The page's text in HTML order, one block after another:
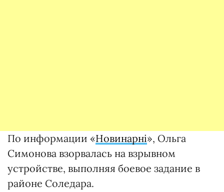
По информации «Новинарні», Ольга
Симонова взорвалась на взрывном
устройстве, выполняя боевое задание в
районе Соледара.